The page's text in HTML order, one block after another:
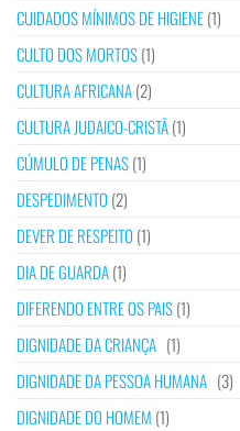
CUIDADOS MÍNIMOS DE HIGIENE(1)
CULTO DOS MORTOS(1)
CULTURA AFRICANA(2)
CULTURA JUDAICO-CRISTÃ(1)
CÚMULO DE PENAS(1)
DESPEDIMENTO (2)
DEVER DE RESPEITO (1)
DIA DE GUARDA(1)
DIFERENDO ENTRE OS PAIS(1)
DIGNIDADE DA CRIANÇA (1)
DIGNIDADE DA PESSOA HUMANA (3)
DIGNIDADE DO HOMEM (1)